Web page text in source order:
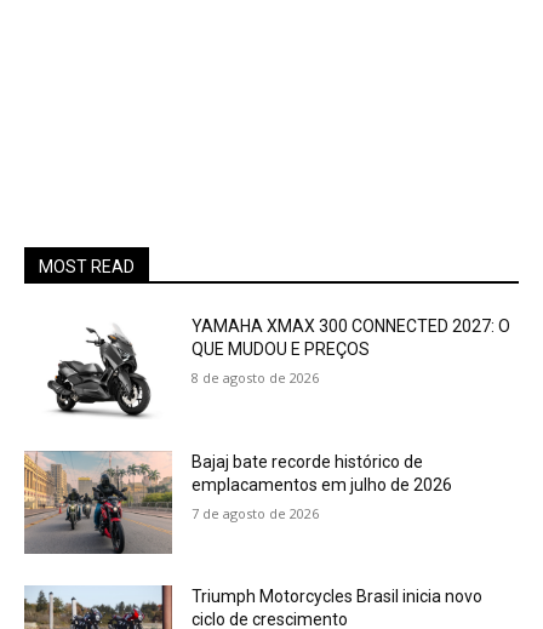
MOST READ
YAMAHA XMAX 300 CONNECTED 2027: O
QUE MUDOU E PREÇOS
8 de agosto de 2026
Bajaj bate recorde histórico de
emplacamentos em julho de 2026
7 de agosto de 2026
Triumph Motorcycles Brasil inicia novo
ciclo de crescimento